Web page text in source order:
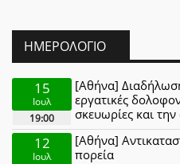
ΗΜΕΡΟΛΌΓΙΟ
15
Ιουλ
19:00
[Αθήνα] Διαδήλωση
εργατικές
σκευωρίες και την
12
Ιουλ
[Αθήνα]
πορεία